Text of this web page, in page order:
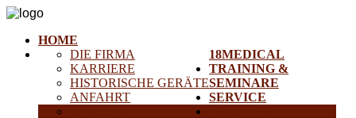
HOME
18MEDICAL
DIE FIRMA
KARRIERE
HISTORISCHE GERÄTE
ANFAHRT
TRAINING &
SEMINARE
SERVICE